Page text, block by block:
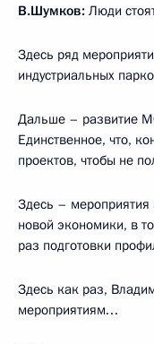
В.Шумков: Люди
Здесь ряд
индустриальных
Дальше – развитие
Единственное, что,
проектов, чтобы не
Здесь –
новой экономики, в
раз подготовки
Здесь как раз,
мероприятиям…